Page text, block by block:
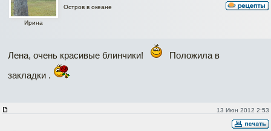
Ирина
Остров в океане
Лена, очень красивые блинчики!
Положила в
закладки .
13 Июн 2012 2:53